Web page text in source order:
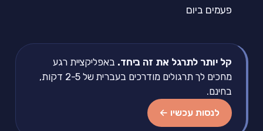
פעמים ביום
קל יותר לתרגל את זה ביחד. באפליקציית רגע
מחכים לך תרגולים מודרכים בעברית של 2-5 דקות,
בחינם.
לנסות עכשיו ←